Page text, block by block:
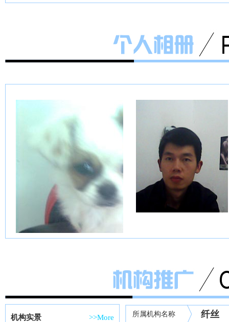
机构实景 >>More 所属机构名称 纤丝